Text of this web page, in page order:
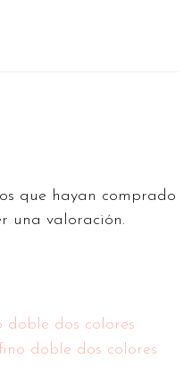
que hayan comprado
una valoración.